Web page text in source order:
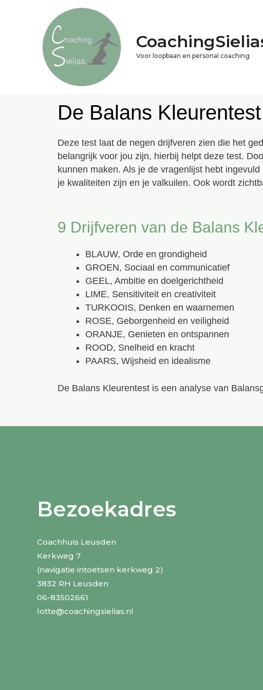
Voor loopbaan en personal coaching
De Balans Kleurentest
Deze test laat de negen drijfveren zien die het
belangrijk voor jou zijn, hierbij helpt deze test.
kunnen maken. Als je de vragenlijst hebt
je kwaliteiten zijn en je valkuilen. Ook wordt
9 Drijfveren van de Balans
BLAUW, Orde en grondigheid
GROEN, Sociaal en communicatief
GEEL, Ambitie en doelgerichtheid
LIME, Sensitiviteit en creativiteit
TURKOOIS, Denken en waarnemen
ROSE, Geborgenheid en veiligheid
ORANJE, Genieten en ontspannen
ROOD, Snelheid en kracht
PAARS, Wijsheid en idealisme
De Balans Kleurentest is een analyse van
Bezoekadres
Coachhuis Leusden
Kerkweg 7
(navigatie intoetsen kerkweg 2)
3832 RH Leusden
06-83502661
lotte@coachingsielias.nl